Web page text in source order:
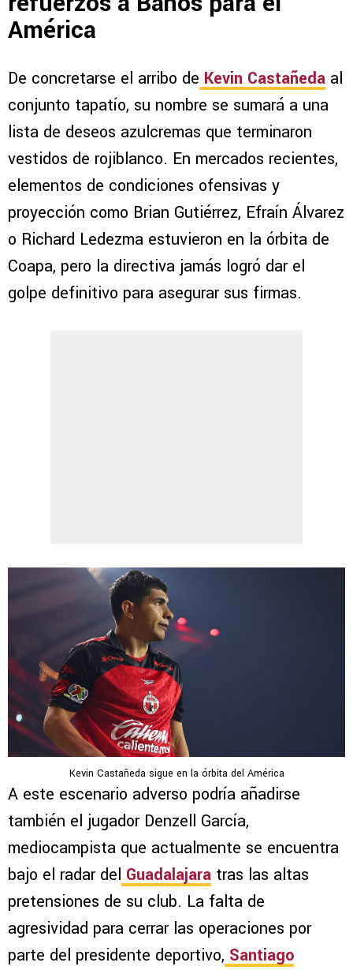
América
De concretarse el arribo de Kevin Castañeda al
conjunto tapatío, su nombre se sumará a una
lista de deseos azulcremas que terminaron
vestidos de rojiblanco. En mercados recientes,
elementos de condiciones ofensivas y
proyección como Brian Gutiérrez, Efraín Álvarez
o Richard Ledezma estuvieron en la órbita de
Coapa, pero la directiva jamás logró dar el
golpe definitivo para asegurar sus firmas.
Kevin Castañeda sigue en la órbita del América
A este escenario adverso podría añadirse
también el jugador Denzell García,
mediocampista que actualmente se encuentra
bajo el radar del Guadalajara tras las altas
pretensiones de su club. La falta de
agresividad para cerrar las operaciones por
parte del presidente deportivo, Santiago